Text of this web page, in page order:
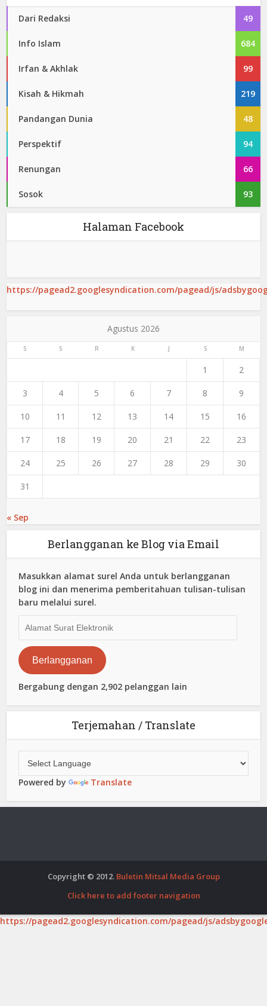
Dari Redaksi 49
Info Islam 684
Irfan & Akhlak 99
Kisah & Hikmah 219
Pandangan Dunia 48
Perspektif 94
Renungan 66
Sosok 93
Halaman Facebook
https://pagead2.googlesyndication.com/pagead/js/
Agustus 2026
S S R K J S M
1 2
3 4 5 6 7 8 9
10 11 12 13 14 15 16
17 18 19 20 21 22 23
24 25 26 27 28 29 30
31
« Sep
Berlangganan ke Blog via Email
Masukkan alamat surel Anda untuk berlangganan
blog ini dan menerima pemberitahuan tulisan-tulisan
baru melalui surel.
Surat
Elektronik
Berlangganan
Bergabung dengan 2,902 pelanggan lain
Terjemahan / Translate
Powered by Translate
Copyright © 2012. Buletin Mitsal Media Group
Click here to add footer navigation
https://pagead2.googlesyndication.com/pagead/js/